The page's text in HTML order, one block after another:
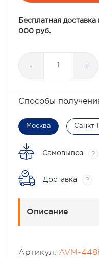
Бесплатная
000 руб.
- +
Способы
Москва Санкт-
Самовывоз ?
Доставка ?
Описание
Артикул: AVM-